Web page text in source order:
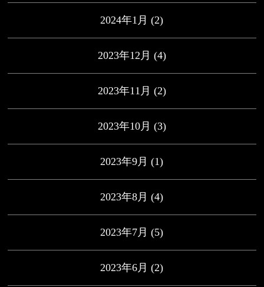
2024年1月 (2)
2023年12月 (4)
2023年11月 (2)
2023年10月 (3)
2023年9月 (1)
2023年8月 (4)
2023年7月 (5)
2023年6月 (2)